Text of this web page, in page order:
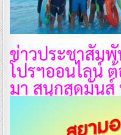
ข่าวประชาสัม
โปรฯออนไลน์
มา สนุกสุดมันส์